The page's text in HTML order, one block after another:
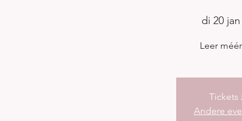
di 20 jan
Leer
Tickets
Andere